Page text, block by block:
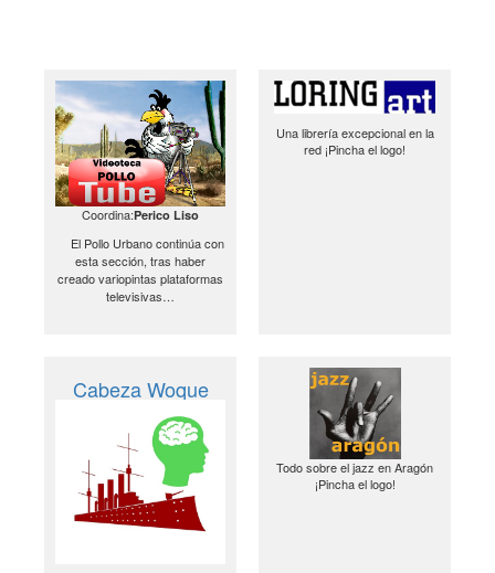
Coordina:Perico Liso
El Pollo Urbano continúa con
esta sección, tras haber
creado variopintas plataformas
televisivas…
Una librería excepcional en la
red ¡Pincha el logo!
Cabeza Woque
Todo sobre el jazz en Aragón
¡Pincha el logo!